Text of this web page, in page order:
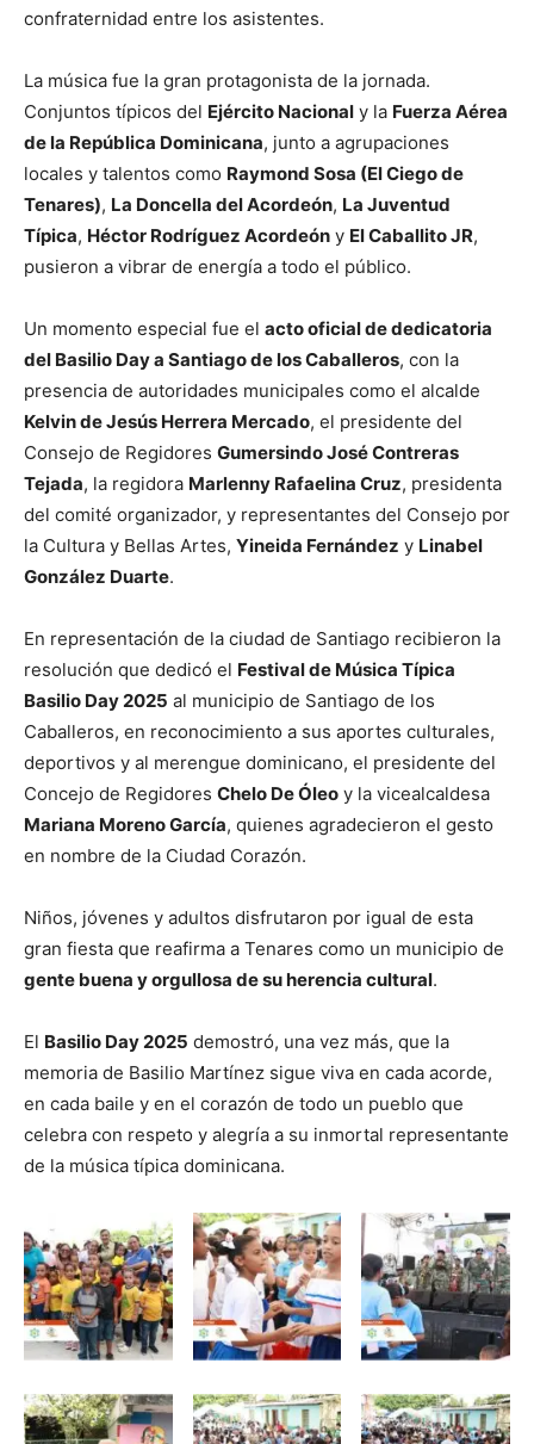
confraternidad entre los asistentes.
La música fue la gran protagonista de la jornada.
Conjuntos típicos del Ejército Nacional y la Fuerza Aérea
de la República Dominicana, junto a agrupaciones
locales y talentos como Raymond Sosa (El Ciego de
Tenares), La Doncella del Acordeón, La Juventud
Típica, Héctor Rodríguez Acordeón y El Caballito JR,
pusieron a vibrar de energía a todo el público.
Un momento especial fue el acto oficial de dedicatoria
del Basilio Day a Santiago de los Caballeros, con la
presencia de autoridades municipales como el alcalde
Kelvin de Jesús Herrera Mercado, el presidente del
Consejo de Regidores Gumersindo José Contreras
Tejada, la regidora Marlenny Rafaelina Cruz, presidenta
del comité organizador, y representantes del Consejo por
la Cultura y Bellas Artes, Yineida Fernández y Linabel
González Duarte.
En representación de la ciudad de Santiago recibieron la
resolución que dedicó el Festival de Música Típica
Basilio Day 2025 al municipio de Santiago de los
Caballeros, en reconocimiento a sus aportes culturales,
deportivos y al merengue dominicano, el presidente del
Concejo de Regidores Chelo De Óleo y la vicealcaldesa
Mariana Moreno García, quienes agradecieron el gesto
en nombre de la Ciudad Corazón.
Niños, jóvenes y adultos disfrutaron por igual de esta
gran fiesta que reafirma a Tenares como un municipio de
gente buena y orgullosa de su herencia cultural.
El Basilio Day 2025 demostró, una vez más, que la
memoria de Basilio Martínez sigue viva en cada acorde,
en cada baile y en el corazón de todo un pueblo que
celebra con respeto y alegría a su inmortal representante
de la música típica dominicana.